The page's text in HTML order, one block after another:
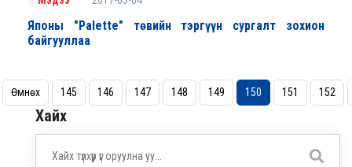
Японы "Palette" төвийн тэргүүн сургалт зохион
байгууллаа
Өмнөх 145 146 147 148 149 150 151 152
Хайх